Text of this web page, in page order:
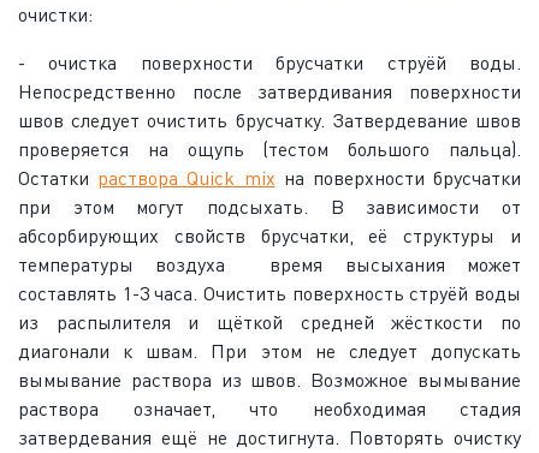
очистки:
- очистка поверхности брусчатки струёй воды.
Непосредственно после затвердивания поверхности
швов следует очистить брусчатку. Затвердевание швов
проверяется на ощупь (тестом большого пальца).
Остатки раствора Quick mix на поверхности брусчатки
при этом могут подсыхать. В зависимости от
абсорбирующих свойств брусчатки, её структуры и
температуры воздуха время высыхания может
составлять 1-3 часа. Очистить поверхность струёй воды
из распылителя и щёткой средней жёсткости по
диагонали к швам. При этом не следует допускать
вымывание раствора из швов. Возможное вымывание
раствора означает, что необходимая стадия
затвердевания ещё не достигнута. Повторять очистку